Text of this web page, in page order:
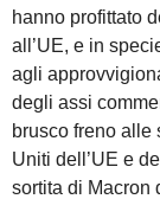
hanno profittato
all’UE, e in
agli
degli assi
brusco freno alle
Uniti dell’UE e
sortita di Macron